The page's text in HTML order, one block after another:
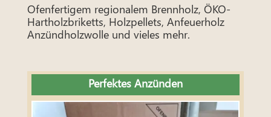
Ofenfertigem regionalem Brennholz, ÖKO-
Hartholzbriketts, Holzpellets, Anfeuerholz
Anzündholzwolle und vieles mehr.
Perfektes Anzünden